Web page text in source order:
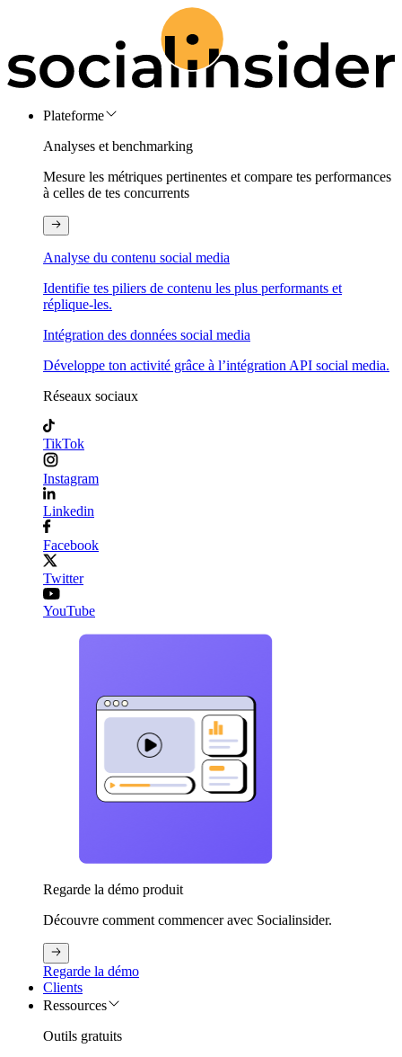
Plateforme
Analyses et benchmarking
Mesure les métriques pertinentes et compare tes performances
à celles de tes concurrents
Analyse du contenu social media
Identifie tes piliers de contenu les plus performants et
réplique-les.
Intégration des données social media
Développe ton activité grâce à l’intégration API social media.
Réseaux sociaux
TikTok
Instagram
Linkedin
Facebook
Twitter
YouTube
Regarde la démo produit
Découvre comment commencer avec Socialinsider.
Regarde la démo
Clients
Ressources
Outils gratuits